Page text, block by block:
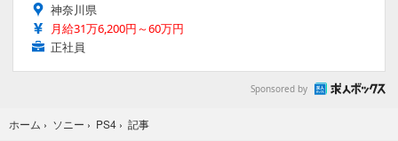
神奈川県
月給31万6,200円～60万円
正社員
Sponsored by
ホーム › ソニー › PS4 › 記事